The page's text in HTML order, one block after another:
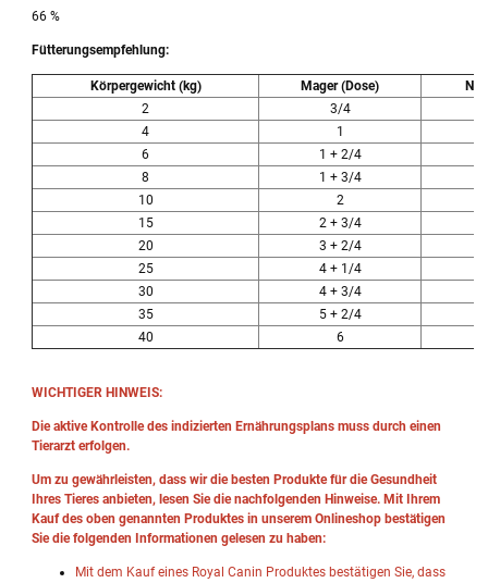
66 %
Fütterungsempfehlung:
Körpergewicht (kg) Mager (Dose)
2
3/4
4
1
6
1 + 2/4
8
1 + 3/4
10
2
15
2 + 3/4
20
3 + 2/4
25
4 + 1/4
30
4 + 3/4
35
5 + 2/4
40
6
WICHTIGER HINWEIS:
Die aktive Kontrolle des indizierten Ernährungsplans muss durch einen
Tierarzt erfolgen.
Um zu gewährleisten, dass wir die besten Produkte für die Gesundheit
Ihres Tieres anbieten, lesen Sie die nachfolgenden Hinweise. Mit Ihrem
Kauf des oben genannten Produktes in unserem Onlineshop bestätigen
Sie die folgenden Informationen gelesen zu haben:
Mit dem Kauf eines Royal Canin Produktes bestätigen Sie, dass